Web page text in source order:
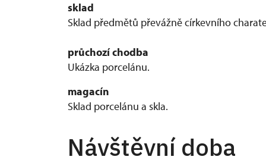
sklad
Sklad předmětů převážně církevního
průchozí chodba
Ukázka porcelánu.
magacín
Sklad porcelánu a skla.
Návštěvní doba